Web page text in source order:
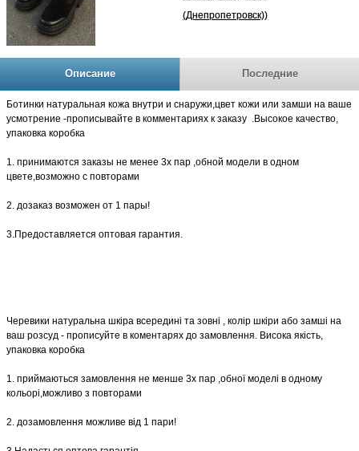
(Днепропетровск))
Описание Последние
Ботинки натуральная кожа внутри и снаружи,цвет кожи или замши на ваше
усмотрение -прописывайте в комментариях к заказу .Высокое качество,
упаковка коробка
1. принимаются заказы не менее 3х пар ,обной модели в одном
цвете,возможно с повторами
2. дозаказ возможен от 1 пары!
3.Предоставляется оптовая гарантия.
Черевики натуральна шкіра всередині та зовні , колір шкіри або замші на
ваш розсуд - прописуйте в коментарях до замовлення. Висока якість,
упаковка коробка
1. приймаються замовлення не менше 3х пар ,обної моделі в одному
кольорі,можливо з повторами
2. дозамовлення можливе від 1 пари!